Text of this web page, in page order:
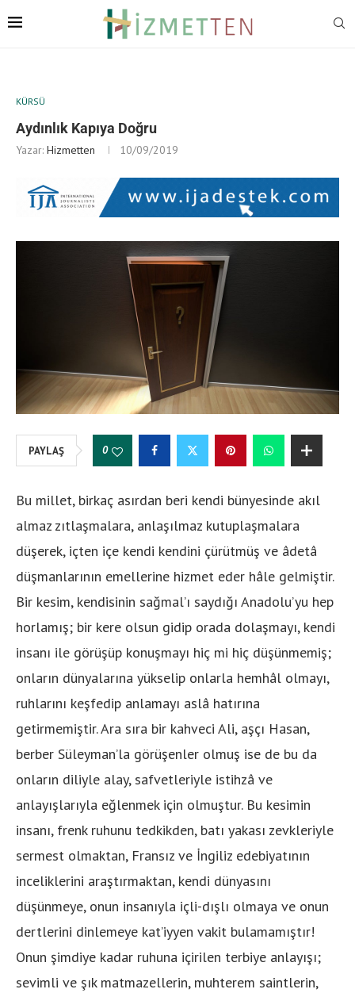
KÜRSÜ
Aydınlık Kapıya Doğru
Yazar: Hizmetten 10/09/2019
PAYLAŞ 0
Bu millet, birkaç asırdan beri kendi bünyesinde akıl
almaz zıtlaşmalara, anlaşılmaz kutuplaşmalara
düşerek, içten içe kendi kendini çürütmüş ve âdetâ
düşmanlarının emellerine hizmet eder hâle gelmiştir.
Bir kesim, kendisinin sağmal’ı saydığı Anadolu’yu hep
horlamış; bir kere olsun gidip orada dolaşmayı, kendi
insanı ile görüşüp konuşmayı hiç mi hiç düşünmemiş;
onların dünyalarına yükselip onlarla hemhâl olmayı,
ruhlarını keşfedip anlamayı aslâ hatırına
getirmemiştir. Ara sıra bir kahveci Ali, aşçı Hasan,
berber Süleyman’la görüşenler olmuş ise de bu da
onların diliyle alay, safvetleriyle istihzâ ve
anlayışlarıyla eğlenmek için olmuştur. Bu kesimin
insanı, frenk ruhunu tedkikden, batı yakası zevkleriyle
sermest olmaktan, Fransız ve İngiliz edebiyatının
inceliklerini araştırmaktan, kendi dünyasını
düşünmeye, onun insanıyla içli-dışlı olmaya ve onun
dertlerini dinlemeye kat’iyyen vakit bulamamıştır!
Onun şimdiye kadar ruhuna içirilen terbiye anlayışı;
sevimli ve şık matmazellerin, muhterem saintlerin,